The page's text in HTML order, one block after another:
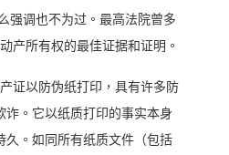
强调也不为过。最高法院曾多
产所有权的最佳证据和证明。
证以防伪纸打印，具有许多防
。 它以纸质打印的事实本身
久 。如同所有纸质文件（包括